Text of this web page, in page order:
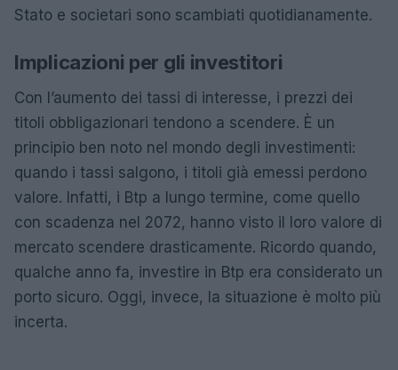
Stato e societari sono scambiati quotidianamente.
Implicazioni per gli investitori
Con l’aumento dei tassi di interesse, i prezzi dei
titoli obbligazionari tendono a scendere. È un
principio ben noto nel mondo degli investimenti:
quando i tassi salgono, i titoli già emessi perdono
valore. Infatti, i Btp a lungo termine, come quello
con scadenza nel 2072, hanno visto il loro valore di
mercato scendere drasticamente. Ricordo quando,
qualche anno fa, investire in Btp era considerato un
porto sicuro. Oggi, invece, la situazione è molto più
incerta.